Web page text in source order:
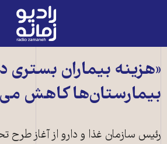
رادیو
زمانه
صفحه
اصلی
«هزینه بیماران بستری
بیمارستان‌‌ها کاهش
رئیس سازمان غذا و دارو از آغاز طرح